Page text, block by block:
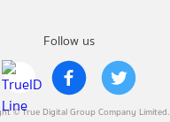
Follow us
© True Digital Group Company Limited.